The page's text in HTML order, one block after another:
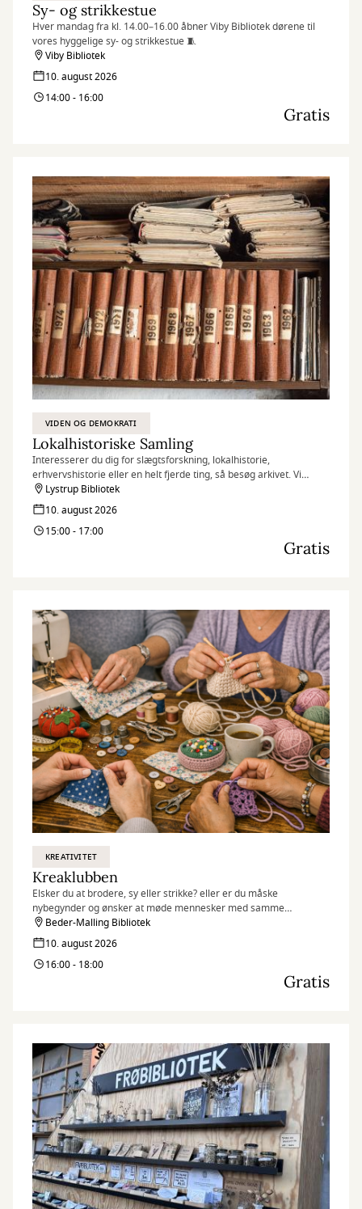
Sy- og strikkestue
Hver mandag fra kl. 14.00–16.00 åbner Viby Bibliotek dørene til
vores hyggelige sy- og strikkestue 🧵
Viby Bibliotek
10. august 2026
14:00 - 16:00
Gratis
VIDEN OG DEMOKRATI
Lokalhistoriske Samling
Interesserer du dig for slægtsforskning, lokalhistorie,
erhvervshistorie eller en helt fjerde ting, så besøg arkivet. Vi
hjælper dig med at finde de informationer, som du søger.
Lystrup Bibliotek
10. august 2026
15:00 - 17:00
Gratis
KREATIVITET
Kreaklubben
Elsker du at brodere, sy eller strikke? eller er du måske
nybegynder og ønsker at møde mennesker med samme
interesse?
Beder-Malling Bibliotek
10. august 2026
16:00 - 18:00
Gratis